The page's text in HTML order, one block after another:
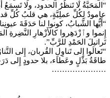
“المَحَبَّةُ لا تَنظُرُ الحدود، ولا تَسمَعُ
عامودٌ لِكُلِّ عملِيَّةٍ، هي قلبُ كُلِّ
“أَيُّها الشَّبابُ، كونوا لنا حَدَقَةَ
إِنموا وٱزْدَهِروا كالأَزْهارِ النَّضِرةِ
تَراتيلَ الحَمْدِ للرَّبِّ”.
“تَعالَوا إِلى تَناوِلِ القُربان، إِلى
طاقَةُ بَذْلٍ وعَطاء، بلا حدودٍ إِلى
…………………